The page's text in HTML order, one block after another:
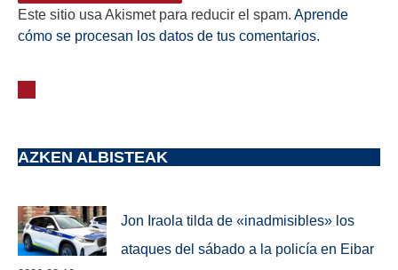
Este sitio usa Akismet para reducir el spam. Aprende
cómo se procesan los datos de tus comentarios.
AZKEN ALBISTEAK
Jon Iraola tilda de «inadmisibles» los
ataques del sábado a la policía en Eibar